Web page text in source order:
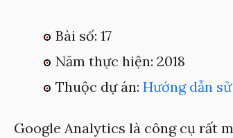
Bài số: 17
Năm thực hiện: 2018
Thuộc dự án: Hướng dẫn
Google Analytics là công cụ rất